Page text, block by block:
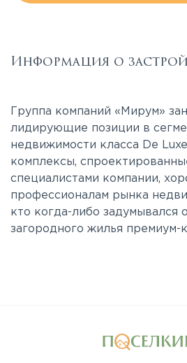
Информация о
Группа компаний «Мирум»
лидирующие позиции в
недвижимости класса De
комплексы,
специалистами компании,
профессионалам рынка
кто когда-либо задумывался
загородного жилья премиум-